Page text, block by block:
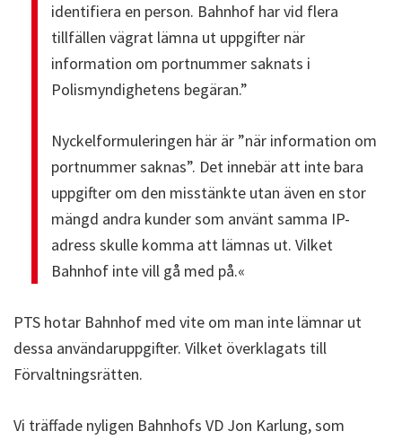
identifiera en person. Bahnhof har vid flera
tillfällen vägrat lämna ut uppgifter när
information om portnummer saknats i
Polismyndighetens begäran.”
Nyckelformuleringen här är ”när information om
portnummer saknas”. Det innebär att inte bara
uppgifter om den misstänkte utan även en stor
mängd andra kunder som använt samma IP-
adress skulle komma att lämnas ut. Vilket
Bahnhof inte vill gå med på.«
PTS hotar Bahnhof med vite om man inte lämnar ut
dessa användaruppgifter. Vilket överklagats till
Förvaltningsrätten.
Vi träffade nyligen Bahnhofs VD Jon Karlung, som